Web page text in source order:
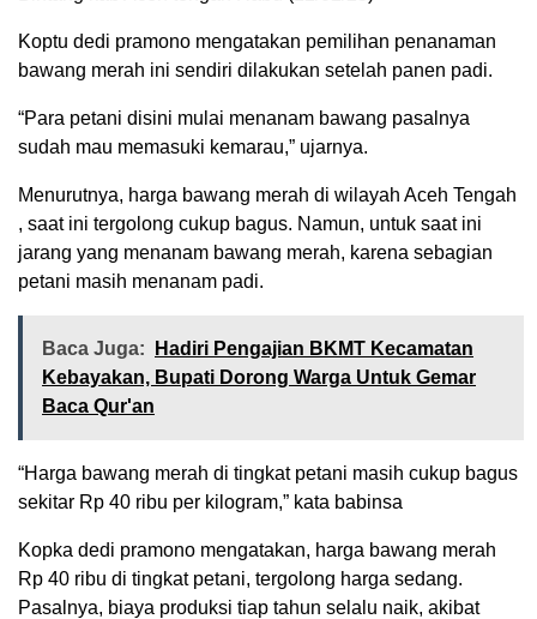
Koptu dedi pramono mengatakan pemilihan penanaman
bawang merah ini sendiri dilakukan setelah panen padi.
“Para petani disini mulai menanam bawang pasalnya
sudah mau memasuki kemarau,” ujarnya.
Menurutnya, harga bawang merah di wilayah Aceh Tengah
, saat ini tergolong cukup bagus. Namun, untuk saat ini
jarang yang menanam bawang merah, karena sebagian
petani masih menanam padi.
Baca Juga:
Hadiri Pengajian BKMT Kecamatan
Kebayakan, Bupati Dorong Warga Untuk Gemar
Baca Qur'an
“Harga bawang merah di tingkat petani masih cukup bagus
sekitar Rp 40 ribu per kilogram,” kata babinsa
Kopka dedi pramono mengatakan, harga bawang merah
Rp 40 ribu di tingkat petani, tergolong harga sedang.
Pasalnya, biaya produksi tiap tahun selalu naik, akibat